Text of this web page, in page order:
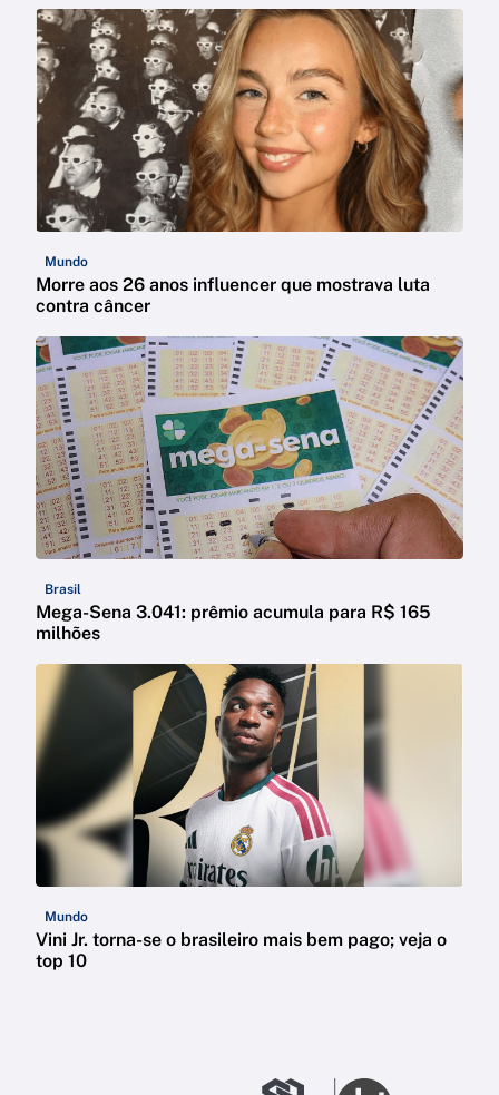
Mundo
Morre aos 26 anos influencer que mostrava luta
contra câncer
Brasil
Mega-Sena 3.041: prêmio acumula para R$ 165
milhões
Mundo
Vini Jr. torna-se o brasileiro mais bem pago; veja o
top 10